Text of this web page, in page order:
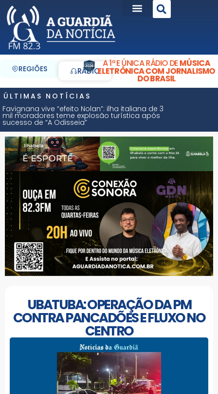
REGIÕES RÁDIO
A 1ª E ÚNICA RÁDIO DEMÚSICA
ELETRÔNICA COM JORNALISMO
DO BRASIL
ÚLTIMAS NOTÍCIAS
Favignana vive “efeito Nolan”: ilha italiana de 3
mil moradores teme explosão turística após
sucesso de “A Odisseia”
UBATUBA: OPERAÇÃO DA PM
CONTRA PANCADÕES E FLUXO NO
CENTRO